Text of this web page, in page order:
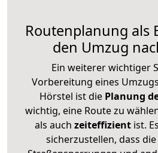
Routenplanung als
den Umzug
Ein weiterer wichtiger
Vorbereitung eines
Hörstel ist diePlanung
wichtig, eine Route zu
als auch zeiteffizientist.
sicherzustellen, dass